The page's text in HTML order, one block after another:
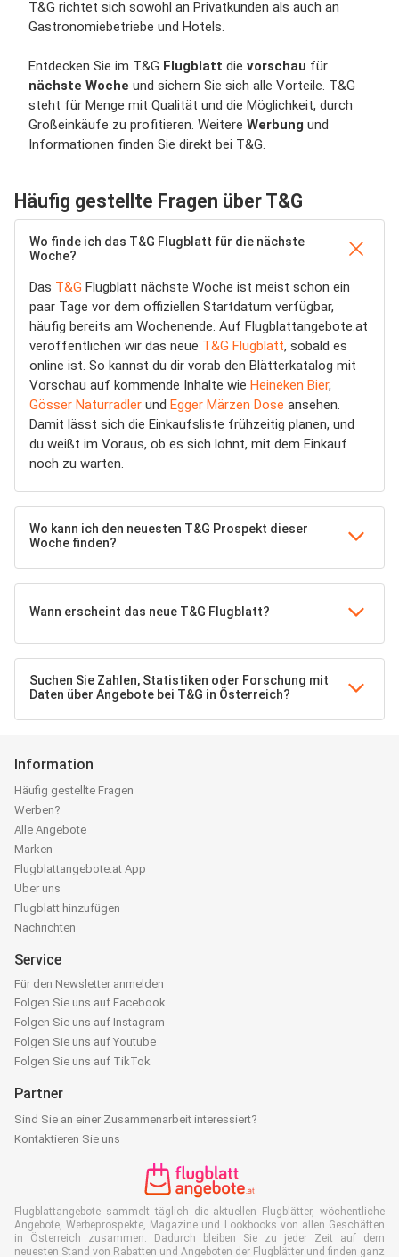
T&G richtet sich sowohl an Privatkunden als auch an
Gastronomiebetriebe und Hotels.
Entdecken Sie im T&G Flugblatt die vorschau für
nächste Woche und sichern Sie sich alle Vorteile. T&G
steht für Menge mit Qualität und die Möglichkeit, durch
Großeinkäufe zu profitieren. Weitere Werbung und
Informationen finden Sie direkt bei T&G.
Häufig gestellte Fragen über T&G
Wo finde ich das T&G Flugblatt für die nächste
Woche?
Das T&G Flugblatt nächste Woche ist meist schon ein
paar Tage vor dem offiziellen Startdatum verfügbar,
häufig bereits am Wochenende. Auf Flugblattangebote.at
veröffentlichen wir das neue T&G Flugblatt, sobald es
online ist. So kannst du dir vorab den Blätterkatalog mit
Vorschau auf kommende Inhalte wie Heineken Bier,
Gösser Naturradler und Egger Märzen Dose ansehen.
Damit lässt sich die Einkaufsliste frühzeitig planen, und
du weißt im Voraus, ob es sich lohnt, mit dem Einkauf
noch zu warten.
Wo kann ich den neuesten T&G Prospekt dieser
Woche finden?
Wann erscheint das neue T&G Flugblatt?
Suchen Sie Zahlen, Statistiken oder Forschung mit
Daten über Angebote bei T&G in Österreich?
Information
Häufig gestellte Fragen
Werben?
Alle Angebote
Marken
Flugblattangebote.at App
Über uns
Flugblatt hinzufügen
Nachrichten
Service
Für den Newsletter anmelden
Folgen Sie uns auf Facebook
Folgen Sie uns auf Instagram
Folgen Sie uns auf Youtube
Folgen Sie uns auf TikTok
Partner
Sind Sie an einer Zusammenarbeit interessiert?
Kontaktieren Sie uns
Flugblattangebote sammelt täglich die aktuellen Flugblätter, wöchentliche
Angebote, Werbeprospekte, Magazine und Lookbooks von allen Geschäften
in Österreich zusammen. Dadurch bleiben Sie zu jeder Zeit auf dem
neuesten Stand von Rabatten und Angeboten der Flugblätter und finden ganz